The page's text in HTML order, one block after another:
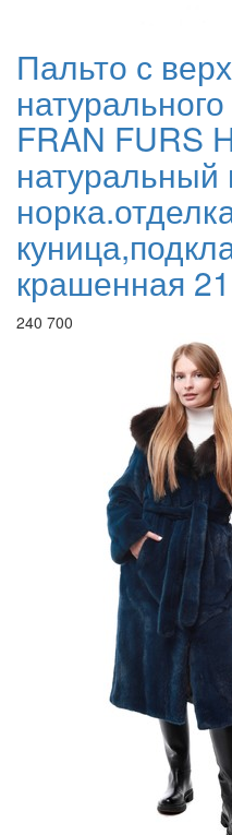
Пальто с
FRAN FURS
натуральный
крашенная
240 700